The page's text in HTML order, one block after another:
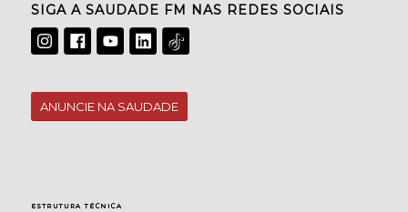
SIGA A SAUDADE FM NAS REDES SOCIAIS
ANUNCIE NA SAUDADE